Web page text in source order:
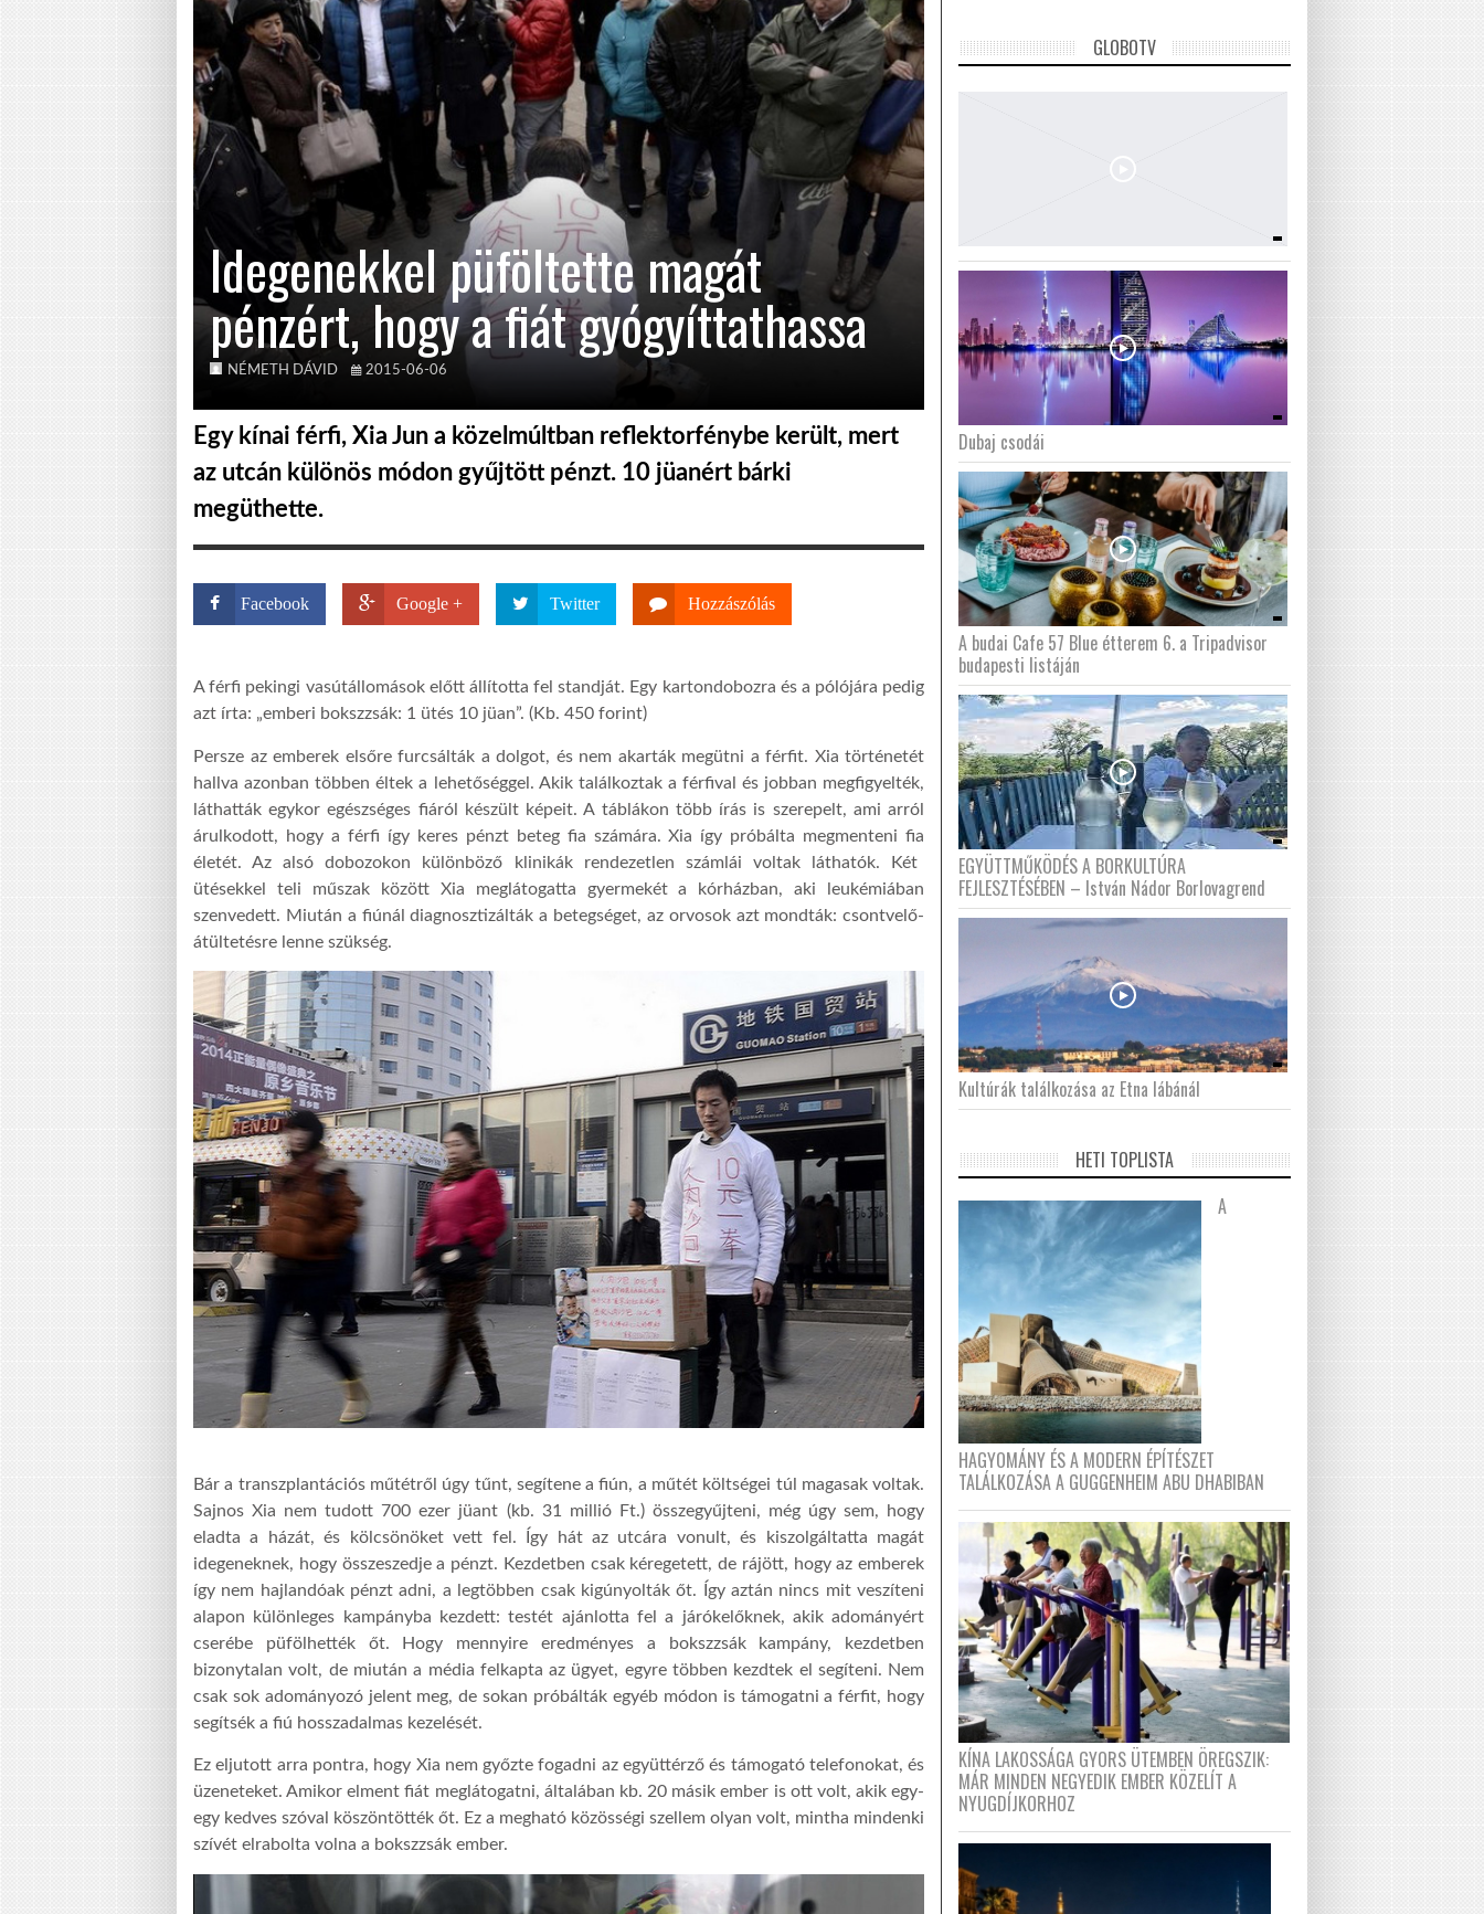
Idegenekkel püföltette magát
pénzért, hogy a fiát gyógyíttathassa
NÉMETH DÁVID 2015-06-06
Egy kínai férfi, Xia Jun a közelmúltban reflektorfénybe került, mert
az utcán különös módon gyűjtött pénzt. 10 jüanért bárki
megüthette.
Facebook Google + Twitter Hozzászólás
A férfi pekingi vasútállomásokelőtt állította fel standját. Egy kartondobozra és a pólójára pedig
azt írta: „emberi bokszzsák: 1 ütés 10 jüan”. (Kb. 450 forint)
Persze az emberek elsőre furcsálták a dolgot, és nem akarták megütni a férfit. Xia történetét
hallva azonban többen éltek a lehetőséggel. Akik találkoztak a férfival és jobban megfigyelték,
láthatták egykor egészséges fiáról készült képeit. A táblákon több írás is szerepel t, ami arról
árulkodott, hogy a férfi így keres pénzt beteg fia számára. Xia így próbálta megmentenifia
életét. Az alsó dobozokon különböző klinikák rendezetlen számlái voltak
láthatók. Két
ütésekkel teli műszak között Xia meglátogatta gyermekét a kórházban, aki leukémiában
szenvedett. Miután a fiúnál diagnosztizálták a betegséget, az orvosok azt mondták: csontvelő-
átültetésre lenne szükség.
Bár a transzplantációs műtétről úgy tűnt, segítene a fiún, a műtét költségei túl magasak voltak.
Sajnos Xia nem tudott 700 ezer jüant (kb. 31 millió Ft.) összegyűjteni, még úgy sem, hogy
eladta a házát, és kölcsönöket vett fel. Így hát az utcára vonult, és kiszolgáltatta magát
idegeneknek, hogy összeszedje a pénzt. Kezdetben csak kéregetett, de rájött, hogy az emberek
így nem hajlandóak pénzt adni, a legtöbben csak kigúnyolták őt. Így aztán nincs mit veszíteni
alapon különleges kampányba kezdett: testét ajánlotta fel a járókelőknek, akik adományért
cserébe püfölhették őt. Hogy mennyire eredményes a bokszzsák kampány, kezdetben
bizonytalan volt, de miután a média felkapta az ügyet, egyre többen kezdtek el segíteni. Nem
csak sok adományozó jelent meg,de sokan próbálták egyéb módon is támogatni a férfit, hogy
segítsék a fiú hosszadalmas kezelését.
Ez eljutott arra pontra, hogy Xia nem győzte fogadni az együttérző és támogató telefonokat, és
üzeneteket. Amikor elment fiát meglátogatni, általában kb. 20 másik ember is ott volt, akik egy-
egy kedves szóval köszöntötték őt. Ez a megható közösségi szellem olyan volt, mintha mindenki
szívét elrabolta volna a bokszzsák ember.
GLOBOTV
Dubaj csodái
A budai Cafe 57 Blue étterem 6. a Tripadvisor
budapesti listáján
EGYÜTTMŰKÖDÉS A BORKULTÚRA
FEJLESZTÉSÉBEN – István Nádor Borlovagrend
Kultúrák találkozása az Etna lábánál
HETI TOPLISTA
A
HAGYOMÁNY ÉS A MODERN ÉPÍTÉSZET
TALÁLKOZÁSA A GUGGENHEIM ABU DHABIBAN
KÍNA LAKOSSÁGA GYORS ÜTEMBEN ÖREGSZIK:
MÁR MINDEN NEGYEDIK EMBER KÖZELÍT A
NYUGDÍJKORHOZ